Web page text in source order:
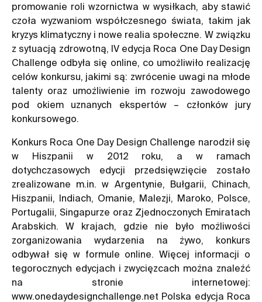
promowanie roli wzornictwa w wysiłkach, aby stawić
czoła wyzwaniom współczesnego świata, takim jak
kryzys klimatyczny i nowe realia społeczne. W związku
z sytuacją zdrowotną, IV edycja Roca One Day Design
Challenge odbyła się online, co umożliwiło realizację
celów konkursu, jakimi są: zwrócenie uwagi na młode
talenty oraz umożliwienie im rozwoju zawodowego
pod okiem uznanych ekspertów – członków jury
konkursowego.
Konkurs Roca One Day Design Challenge narodził się
w Hiszpanii w 2012 roku, a w ramach
dotychczasowych edycji przedsięwzięcie zostało
zrealizowane m.in. w Argentynie, Bułgarii, Chinach,
Hiszpanii, Indiach, Omanie, Malezji, Maroko, Polsce,
Portugalii, Singapurze oraz Zjednoczonych Emiratach
Arabskich. W krajach, gdzie nie było możliwości
zorganizowania wydarzenia na żywo, konkurs
odbywał się w formule online. Więcej informacji o
tegorocznych edycjach i zwycięzcach można znaleźć
na stronie internetowej:
www.onedaydesignchallenge.net Polska edycja Roca